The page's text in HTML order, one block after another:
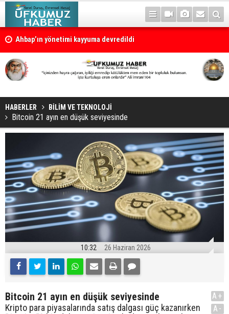
Ahbap’ın yönetimi kayyuma devredildi
HABERLER BİLİM VE TEKNOLOJİ
Bitcoin 21 ayın en düşük seviyesinde
10:32 26 Haziran 2026
Bitcoin 21 ayın en düşük seviyesinde
Kripto para piyasalarında satış dalgası güç kazanırken
A+
A-